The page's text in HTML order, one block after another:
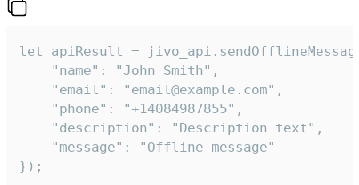
let apiResult =
    "name": "John Smith",
    "email": "email@example.com",
    "phone": "+14084987855",
    "description": "Description text",
    "message": "Offline message"
});